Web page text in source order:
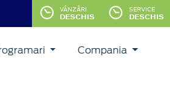
VÂNZĂRI
DESCHIS
SERVICE
DESCHIS
Compania